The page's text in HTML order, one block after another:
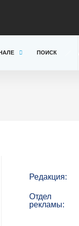
ПОИСК
Редакция:
Отдел
рекламы: